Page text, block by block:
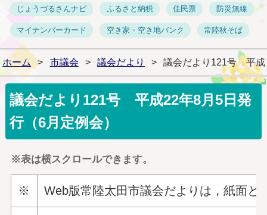
じょうづるさんナビ ふるさと納税 住民票 防災無線
マイナンバーカード 空き家・空き地バンク 常陸秋そば
ホーム > 市議会 > 議会だより > 議会だより121号 平成
議会だより121号 平成22年8月5日発
行（6月定例会）
※表は横スクロールできます。
※ Web版常陸太田市議会だよりは，紙面と